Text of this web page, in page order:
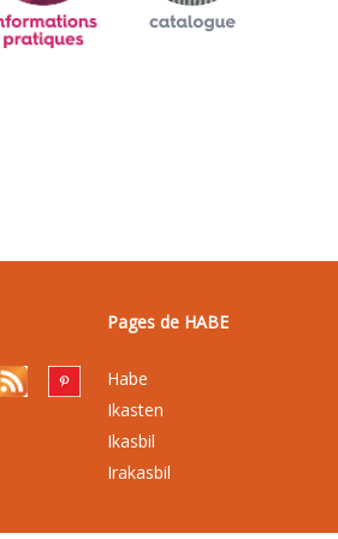
Pages de HABE
Habe
Ikasten
Ikasbil
Irakasbil